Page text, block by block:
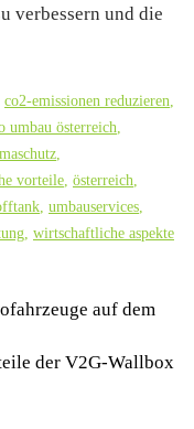
verbessern und die
co2-emissionen reduzieren
umbau österreich
vorteile österreich
umbauservices
wirtschaftliche aspekte
auf dem
der V2G-Wallbox